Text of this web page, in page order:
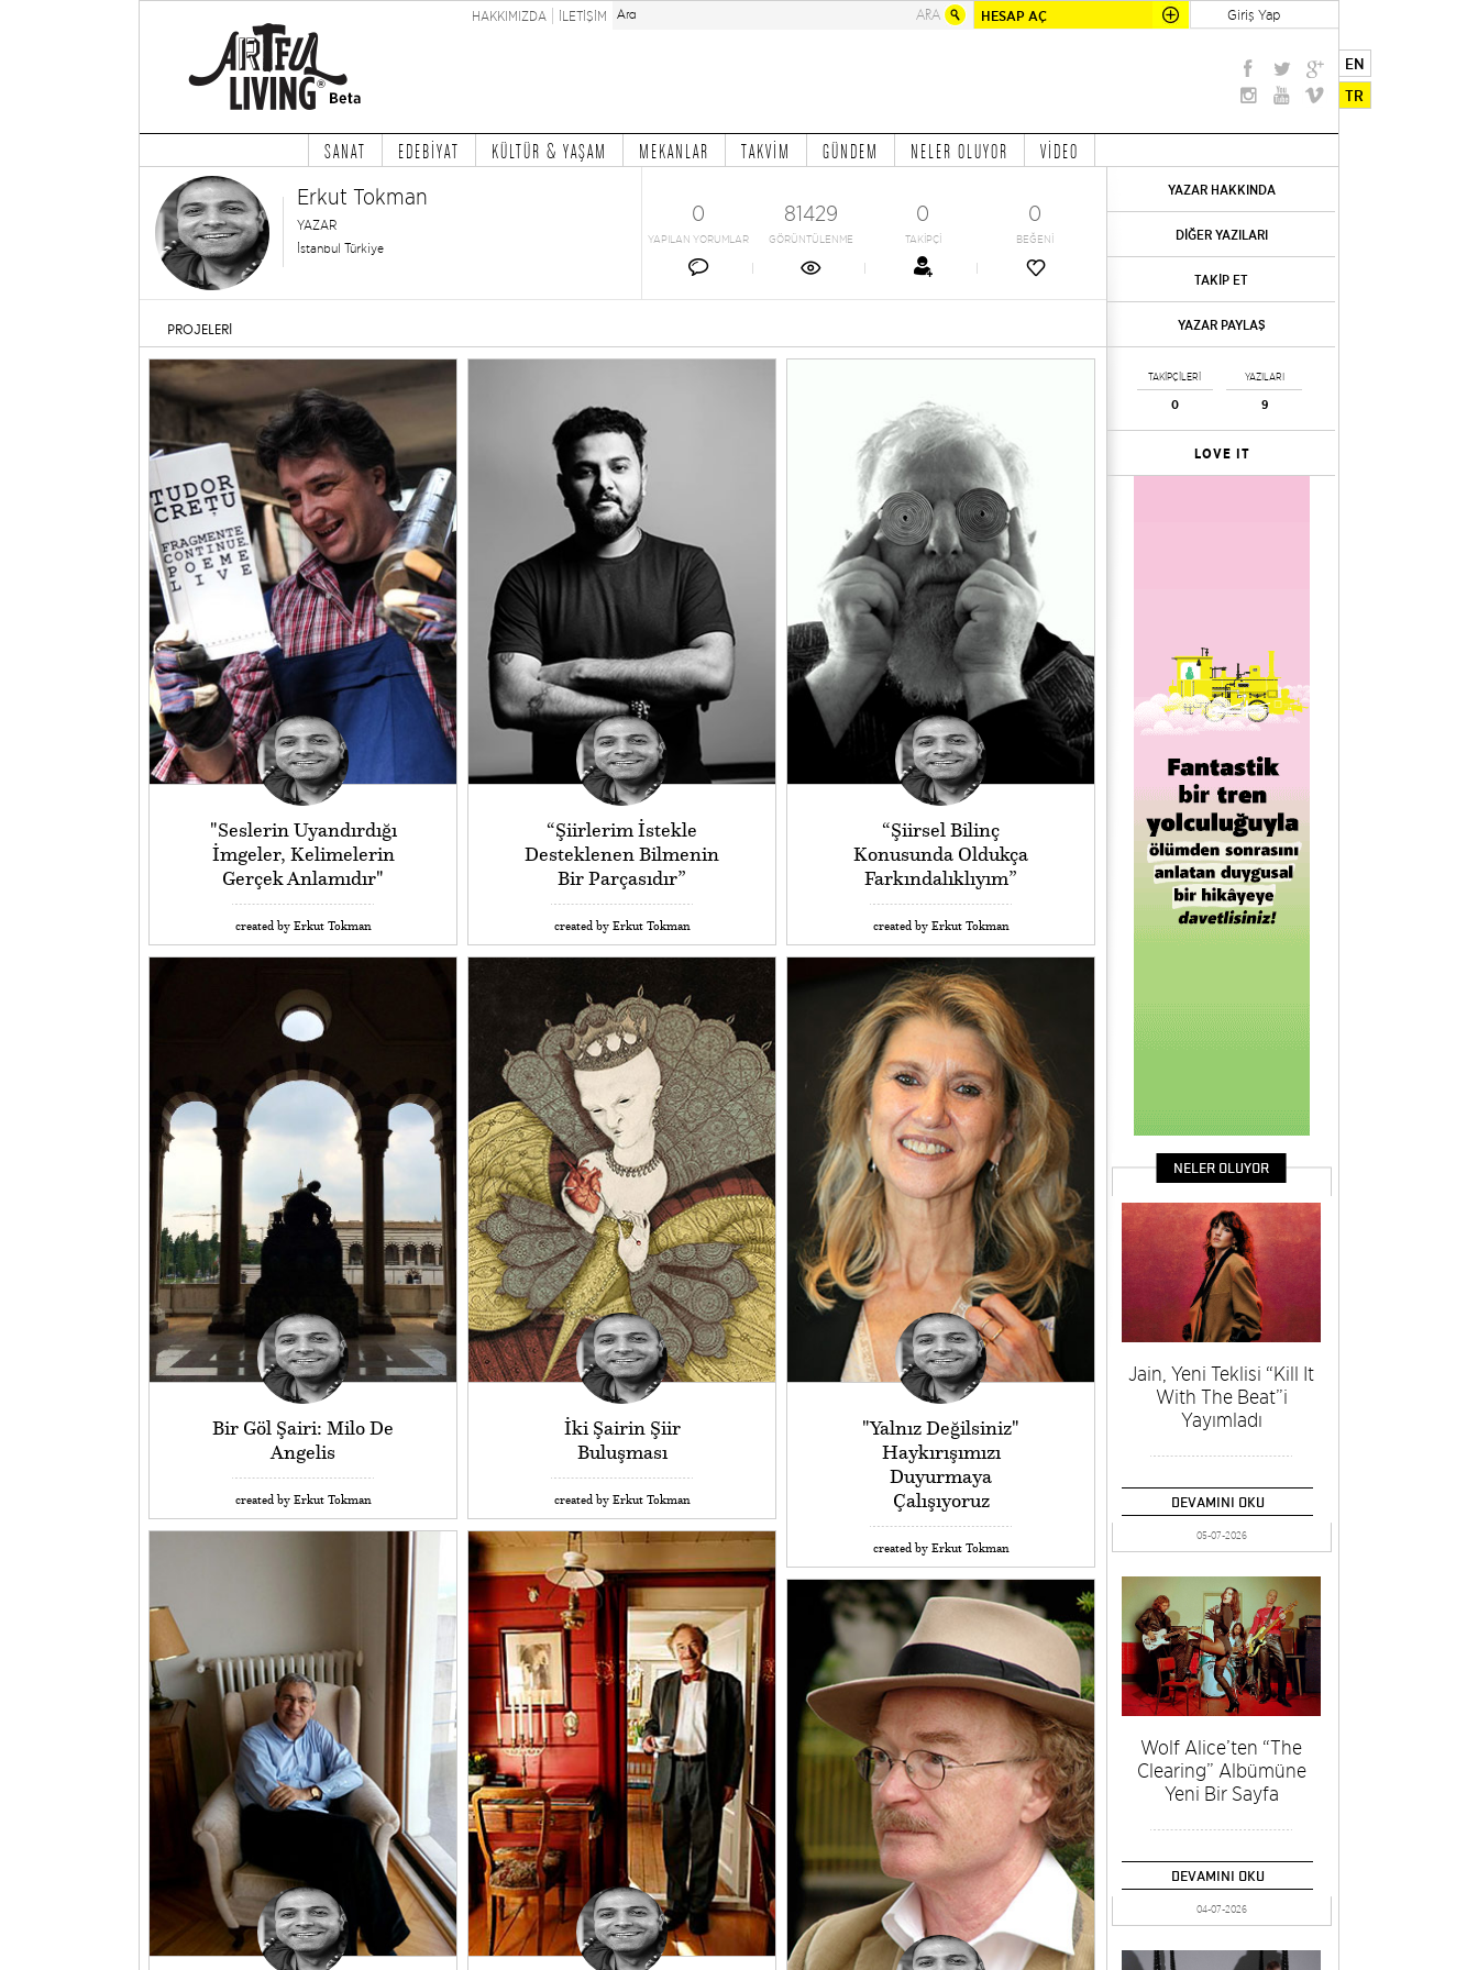
HESAP AÇ Giriş Yap
HAKKIMIZDA İLETİŞİM
EN
TR
SANAT EDEBİYAT KÜLTÜR & YAŞAM MEKANLAR TAKVİM GÜNDEM NELER OLUYOR VİDEO
Erkut Tokman
YAZAR
İstanbul Türkiye
0
YAPILAN YORUMLAR
81429
GÖRÜNTÜLENME
0
TAKİPÇİ
0
BEĞENİ
PROJELERİ
"Seslerin Uyandırdığı
İmgeler, Kelimelerin
Gerçek Anlamıdır"
created by Erkut Tokman
“Şiirlerim İstekle
Desteklenen Bilmenin
Bir Parçasıdır”
created by Erkut Tokman
“Şiirsel Bilinç
Konusunda Oldukça
Farkındalıklıyım”
created by Erkut Tokman
Bir Göl Şairi: Milo De
Angelis
created by Erkut Tokman
İki Şairin Şiir
Buluşması
created by Erkut Tokman
"Yalnız Değilsiniz"
Haykırışımızı
Duyurmaya
Çalışıyoruz
created by Erkut Tokman
YAZAR HAKKINDA
DİĞER YAZILARI
TAKİP ET
YAZAR PAYLAŞ
TAKİPÇİLERİ
0
YAZILARI
9
LOVE IT
NELER OLUYOR
Jain, Yeni Teklisi “Kill It
With The Beat”i
Yayımladı
DEVAMINI OKU
05-07-2026
Wolf Alice’ten “The
Clearing” Albümüne
Yeni Bir Sayfa
DEVAMINI OKU
04-07-2026